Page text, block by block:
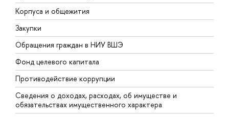
Корпуса и общежития
Закупки
Обращения граждан в НИУ ВШЭ
Фонд целевого капитала
Противодействие коррупции
Сведения о доходах, расходах, об имуществе и
обязательствах имущественного характера